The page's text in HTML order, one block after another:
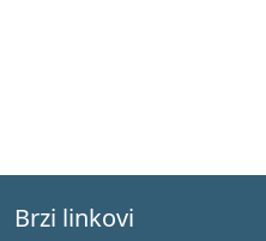
Brzi linkovi